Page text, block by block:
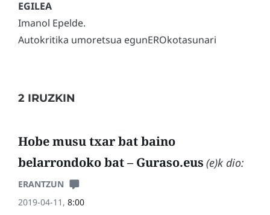
Imanol Epelde.
Autokritika umoretsua egunEROkotasunari
2 IRUZKIN
Hobe musu txar bat baino
belarrondoko bat – Guraso.eus (e)k dio:
ERANTZUN
2019-04-11, 8:00